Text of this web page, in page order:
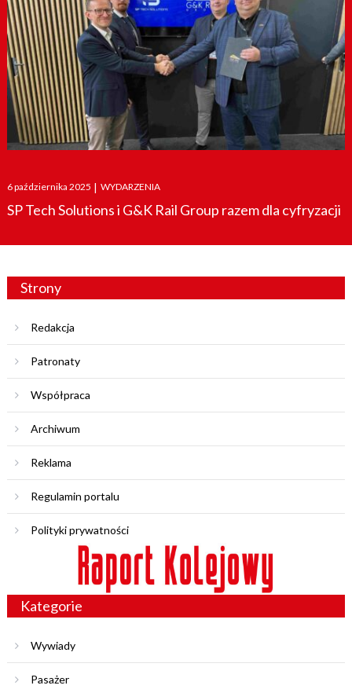
Posted
on
6 października 2025 | WYDARZENIA
SP Tech Solutions i G&K Rail Group razem dla cyfryzacji
Strony
Redakcja
Patronaty
Współpraca
Archiwum
Reklama
Regulamin portalu
Polityki prywatności
Kategorie
Wywiady
Pasażer